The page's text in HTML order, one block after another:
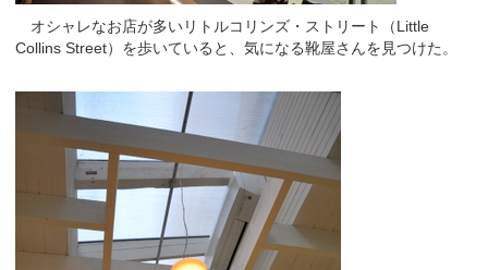
オシャレなお店が多いリトルコリンズ・ストリート（Little
Collins Street）を歩いていると、気になる靴屋さんを見つけた。